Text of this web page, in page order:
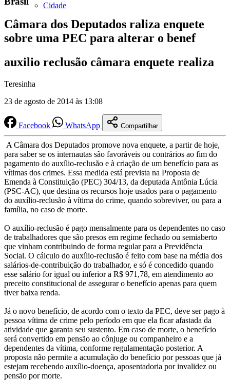
Cidade
Câmara dos Deputados raliza enquete
sobre uma PEC para alterar o benef
auxilio reclusão câmara enquete realiza
Teresinha
23 de agosto de 2014 às 13:08
Facebook WhatsApp Compartilhar
A Câmara dos Deputados promove nova enquete, a partir de hoje,
para saber se os internautas são favoráveis ou contrários ao fim do
pagamento do auxílio-reclusão e à criação de um benefício para as
vítimas dos crimes. Essa medida está prevista na Proposta de
Emenda à Constituição (PEC) 304/13, da deputada Antônia Lúcia
(PSC-AC), que destina os recursos hoje usados para o pagamento
do auxílio-reclusão à vítima do crime, quando sobreviver, ou para a
família, no caso de morte.
O auxílio-reclusão é pago mensalmente para os dependentes no caso
de trabalhadores que são presos em regime fechado ou semiaberto
que vinham contribuindo de forma regular para a Previdência
Social. O cálculo do auxílio-reclusão é feito com base na média dos
salários-de-contribuição do trabalhador, e só é concedido quando
esse salário for igual ou inferior a R$ 971,78, em atendimento ao
preceito constitucional de assegurar o benefício apenas para quem
tiver baixa renda.
Já o novo benefício, de acordo com o texto da PEC, deve ser pago à
pessoa vítima de crime pelo período em que ela ficar afastada da
atividade que garanta seu sustento. Em caso de morte, o benefício
será convertido em pensão ao cônjuge ou companheiro e a
dependentes da vítima, conforme regulamentação posterior. A
proposta não permite a acumulação do benefício por pessoas que já
estejam recebendo auxílio-doença, aposentadoria por invalidez ou
pensão por morte.